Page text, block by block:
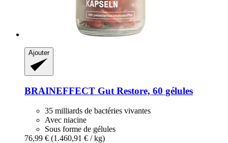
Ajouter
BRAINEFFECT Gut Restore, 60 gélules
35 milliards de bactéries vivantes
Avec niacine
Sous forme de gélules
76,99 € (1.460,91 € / kg)